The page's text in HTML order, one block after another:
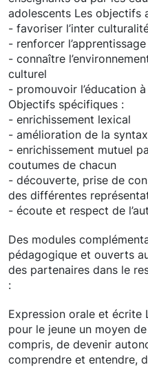
adolescents Les objectifs
- favoriser l’inter
- renforcer
- connaître
culturel
- promouvoir l’éducation
Objectifs spécifiques :
- enrichissement lexical
- amélioration de la
- enrichissement mutuel
coutumes de chacun
- découverte, prise de
des différentes
- écoute et respect de
Des modules
pédagogique et ouverts
des partenaires dans le
:
Expression orale et écrite
pour le jeune un moyen
compris, de devenir
comprendre et entendre,